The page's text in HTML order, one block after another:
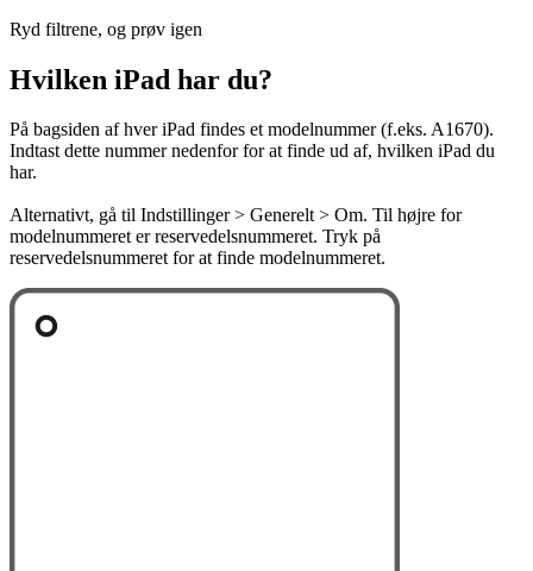
Ryd filtrene, og prøv igen
Hvilken iPad har du?
På bagsiden af hver iPad findes et modelnummer (f.eks. A1670).
Indtast dette nummer nedenfor for at finde ud af, hvilken iPad du
har.
Alternativt, gå til Indstillinger > Generelt > Om. Til højre for
modelnummeret er reservedelsnummeret. Tryk på
reservedelsnummeret for at finde modelnummeret.